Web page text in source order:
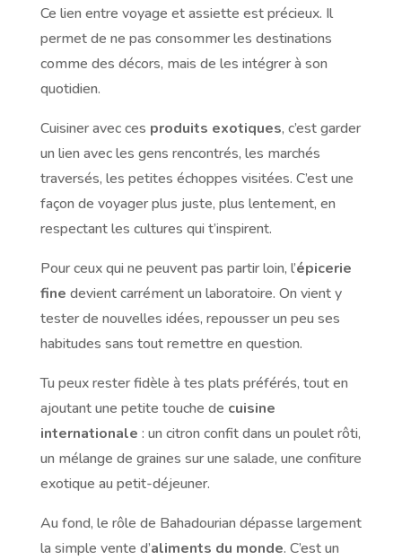
Ce lien entre voyage et assiette est précieux. Il
permet de ne pas consommer les destinations
comme des décors, mais de les intégrer à son
quotidien.
Cuisiner avec ces produits exotiques, c’est garder
un lien avec les gens rencontrés, les marchés
traversés, les petites échoppes visitées. C’est une
façon de voyager plus juste, plus lentement, en
respectant les cultures qui t’inspirent.
Pour ceux qui ne peuvent pas partir loin, l’épicerie
fine devient carrément un laboratoire. On vient y
tester de nouvelles idées, repousser un peu ses
habitudes sans tout remettre en question.
Tu peux rester fidèle à tes plats préférés, tout en
ajoutant une petite touche de cuisine
internationale : un citron confit dans un poulet rôti,
un mélange de graines sur une salade, une confiture
exotique au petit-déjeuner.
Au fond, le rôle de Bahadourian dépasse largement
la simple vente d’aliments du monde. C’est un